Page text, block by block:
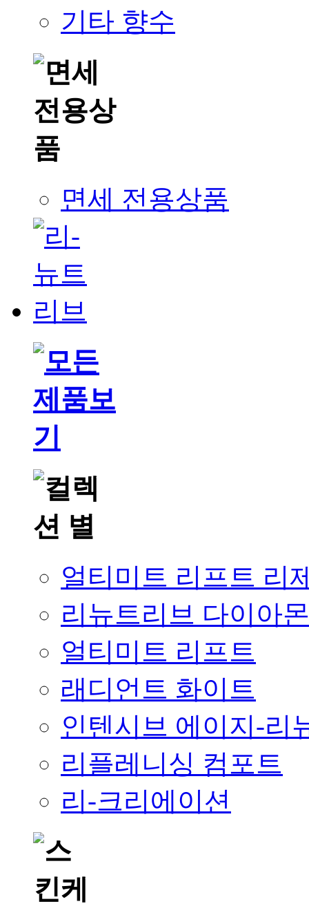
기타 향수
면세 전용상품
얼티미트 리프트 리
리뉴트리브 다이아
얼티미트 리프트
래디언트 화이트
인텐시브 에이지-리
리플레니싱 컴포트
리-크리에이션